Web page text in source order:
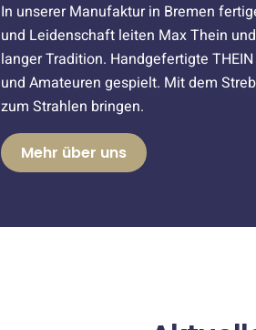
In unserer Manufaktur in Bremen
und Leidenschaft leiten Max Thein
langer Tradition. Handgefertigte
und Amateuren gespielt. Mit dem
zum Strahlen bringen.
Mehr über uns